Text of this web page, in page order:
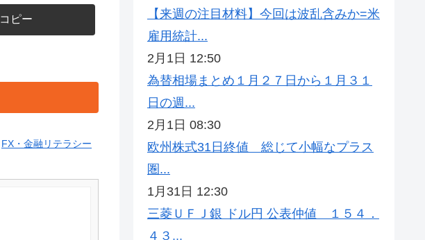
コピー
FX・金融リテラシー
【来週の注目材料】今回は波乱含みか=米
雇用統計...
2月1日 12:50
為替相場まとめ１月２７日から１月３１
日の週...
2月1日 08:30
欧州株式31日終値 総じて小幅なプラス
圏...
1月31日 12:30
三菱ＵＦＪ銀 ドル円 公表仲値 １５４．
４３...